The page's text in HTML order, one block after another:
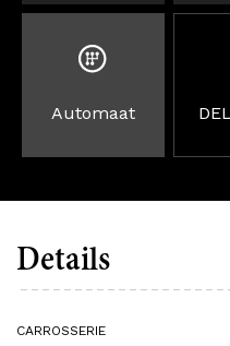
Automaat
Details
CARROSSERIE